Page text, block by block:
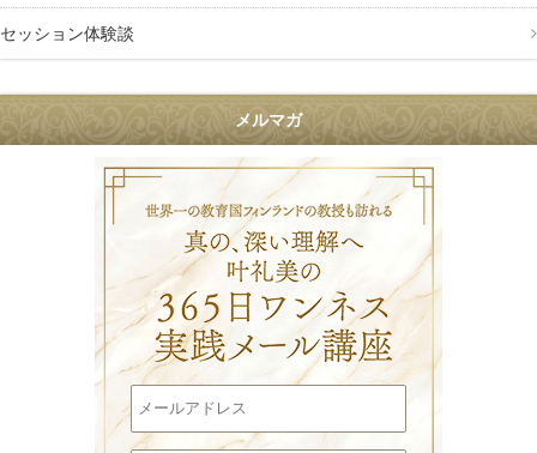
セッション体験談
メルマガ